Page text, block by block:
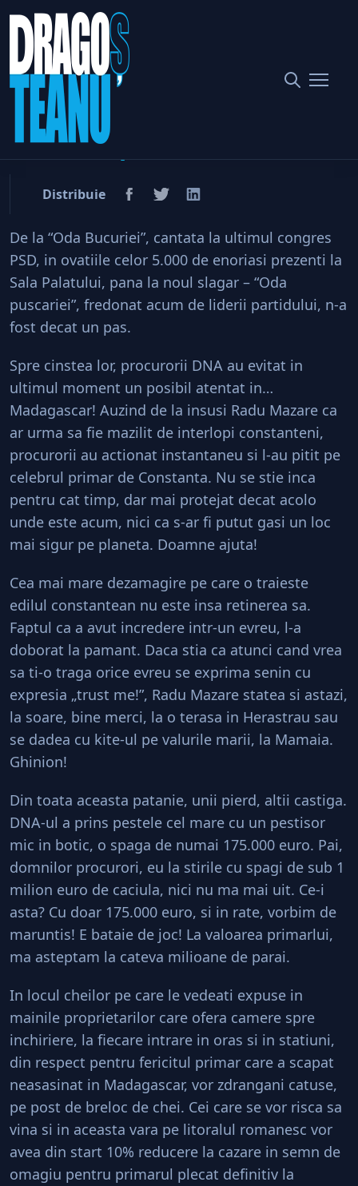
Home
Politic
Ce noroc ati avut, domnule Mazare! (pamflet)
Ce noroc ati avut, domnule
Mazare! (pamflet)
Distribuie
De la “Oda Bucuriei”, cantata la ultimul congres
PSD, in ovatiile celor 5.000 de enoriasi prezenti la
Sala Palatului, pana la noul slagar – “Oda
puscariei”, fredonat acum de liderii partidului, n-a
fost decat un pas.
Spre cinstea lor, procurorii DNA au evitat in
ultimul moment un posibil atentat in…
Madagascar! Auzind de la insusi Radu Mazare ca
ar urma sa fie mazilit de interlopi constanteni,
procurorii au actionat instantaneu si l-au pitit pe
celebrul primar de Constanta. Nu se stie inca
pentru cat timp, dar mai protejat decat acolo
unde este acum, nici ca s-ar fi putut gasi un loc
mai sigur pe planeta. Doamne ajuta!
Cea mai mare dezamagire pe care o traieste
edilul constantean nu este insa retinerea sa.
Faptul ca a avut incredere intr-un evreu, l-a
doborat la pamant. Daca stia ca atunci cand vrea
sa ti-o traga orice evreu se exprima senin cu
expresia „trust me!”, Radu Mazare statea si astazi,
la soare, bine merci, la o terasa in Herastrau sau
se dadea cu kite-ul pe valurile marii, la Mamaia.
Ghinion!
Din toata aceasta patanie, unii pierd, altii castiga.
DNA-ul a prins pestele cel mare cu un pestisor
mic in botic, o spaga de numai 175.000 euro. Pai,
domnilor procurori, eu la stirile cu spagi de sub 1
milion euro de caciula, nici nu ma mai uit. Ce-i
asta? Cu doar 175.000 euro, si in rate, vorbim de
maruntis! E bataie de joc! La valoarea primarlui,
ma asteptam la cateva milioane de parai.
In locul cheilor pe care le vedeati expuse in
mainile proprietarilor care ofera camere spre
inchiriere, la fiecare intrare in oras si in statiuni,
din respect pentru fericitul primar care a scapat
neasasinat in Madagascar, vor zdrangani catuse,
pe post de breloc de chei. Cei care se vor risca sa
vina si in aceasta vara pe litoralul romanesc vor
avea din start 10% reducere la cazare in semn de
omagiu pentru primarul plecat definitiv la